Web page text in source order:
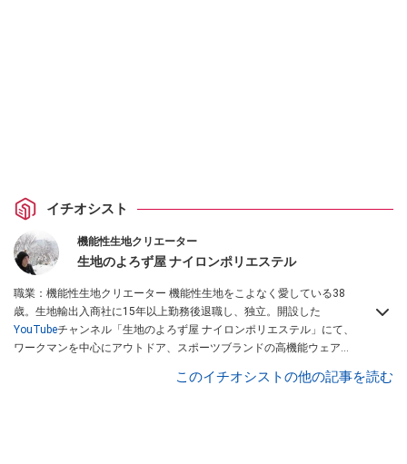
イチオシスト
機能性生地クリエーター
生地のよろず屋 ナイロンポリエステル
職業：機能性生地クリエーター 機能性生地をこよなく愛している38
歳。生地輸出入商社に15年以上勤務後退職し、独立。開設した
YouTubeチャンネル「生地のよろず屋 ナイロンポリエステル」にて、
ワークマンを中心にアウトドア、スポーツブランドの高機能ウェアを
このイチオシストの他の記事を読む